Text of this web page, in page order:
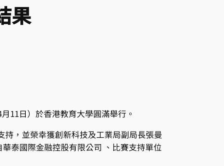
果
11日）於香港教育大學圓滿舉行。
，並榮幸獲創新科技及工業局副局長張曼
泰國際金融控股有限公司 、比賽支持單位